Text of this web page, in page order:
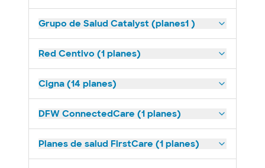
Grupo de Salud Catalyst (planes1 )
Red Centivo (1 planes)
Cigna (14 planes)
DFW ConnectedCare (1 planes)
Planes de salud FirstCare (1 planes)